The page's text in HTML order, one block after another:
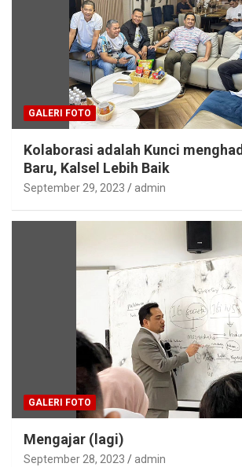
GALERI FOTO
Kolaborasi adalah Kunci
Baru, Kalsel Lebih Baik
September 29, 2023 admin
GALERI FOTO
Mengajar (lagi)
September 28, 2023 admin